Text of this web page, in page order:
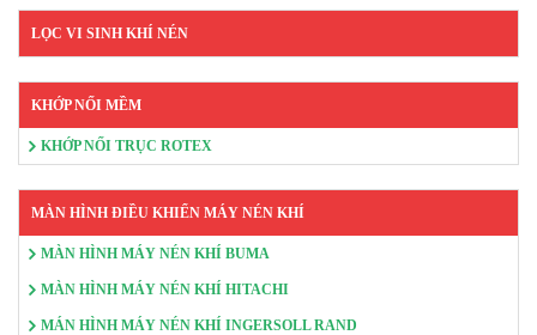
LỌC VI SINH KHÍ NÉN
KHỚP NỐI MỀM
KHỚP NỐI TRỤC ROTEX
MÀN HÌNH ĐIỀU KHIỂN MÁY NÉN KHÍ
MÀN HÌNH MÁY NÉN KHÍ BUMA
MÀN HÌNH MÁY NÉN KHÍ HITACHI
MÁN HÌNH MÁY NÉN KHÍ INGERSOLL RAND